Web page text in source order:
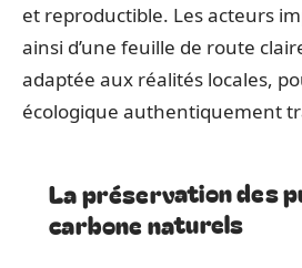
et reproductible. Les acteurs
ainsi d’une feuille de route
adaptée aux réalités locales,
écologique authentiquement
La préservation des
carbone naturels